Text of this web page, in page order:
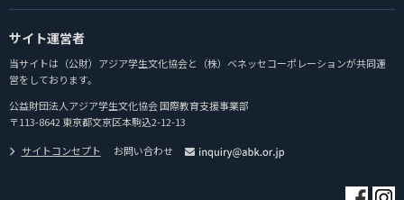
サイト運営者
当サイトは（公財）アジア学生文化協会と（株）ベネッセコーポレーションが共同運
営をしております。
公益財団法人アジア学生文化協会 国際教育支援事業部
〒113-8642 東京都文京区本駒込2-12-13
サイトコンセプト
お問い合わせ